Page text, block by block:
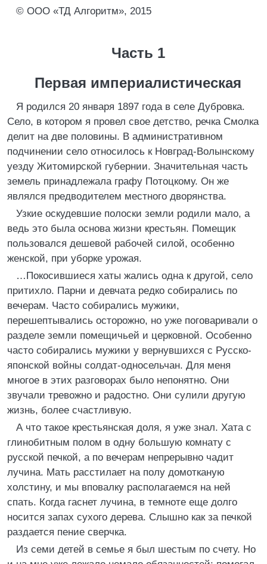
© ООО «ТД Алгоритм», 2015
Часть 1
Первая империалистическая
Я родился 20 января 1897 года в селе Дубровка.
Село, в котором я провел свое детство, речка Смолка
делит на две половины. В административном
подчинении село относилось к Новград-Волынскому
уезду Житомирской губернии. Значительная часть
земель принадлежала графу Потоцкому. Он же
являлся предводителем местного дворянства.
Узкие оскудевшие полоски земли родили мало, а
ведь это была основа жизни крестьян. Помещик
пользовался дешевой рабочей силой, особенно
женской, при уборке урожая.
…Покосившиеся хаты жались одна к другой, село
притихло. Парни и девчата редко собирались по
вечерам. Часто собирались мужики,
перешептывались осторожно, но уже поговаривали о
разделе земли помещичьей и церковной. Особенно
часто собирались мужики у вернувшихся с Русско-
японской войны солдат-односельчан. Для меня
многое в этих разговорах было непонятно. Они
звучали тревожно и радостно. Они сулили другую
жизнь, более счастливую.
А что такое крестьянская доля, я уже знал. Хата с
глинобитным полом в одну большую комнату с
русской печкой, а по вечерам непрерывно чадит
лучина. Мать расстилает на полу домотканую
холстину, и мы вповалку располагаемся на ней
спать. Когда гаснет лучина, в темноте еще долго
носится запах сухого дерева. Слышно как за печкой
раздается пение сверчка.
Из семи детей в семье я был шестым по счету. Но